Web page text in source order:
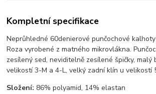
Kompletní specifikace
Neprůhledné 60denierové punčochové
Roza vyrobené z matného mikrovlákna.
zesílený sed, neviditelně zesílené špičky, malý
velikostí 3-M a 4-L, velký zadní klín u velikostí
Složení: 86% polyamid, 14% elastan